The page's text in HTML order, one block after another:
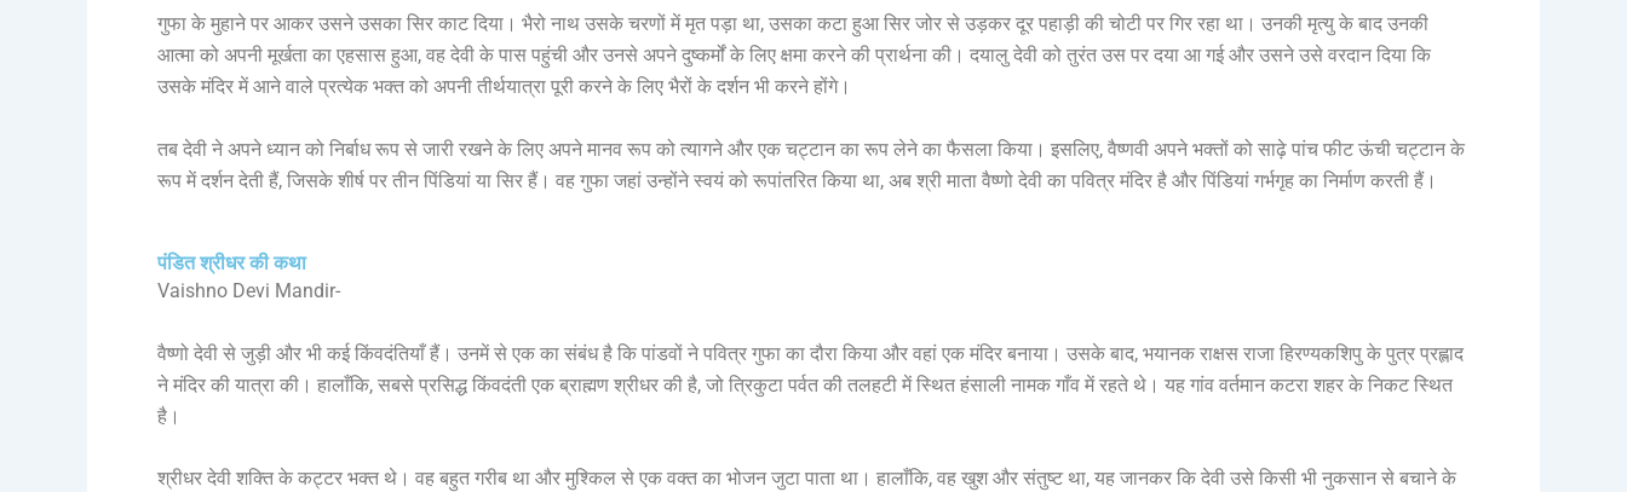
गुफा के मुहाने पर आकर उसने उसका सिर काट दिया। भैरो नाथ उसके चरणों में मृत पड़ा था, उसका कटा हुआ सिर जोर से उड़कर दूर पहाड़ी की चोटी पर गिर रहा था। उनकी मृत्यु के बाद उनकी
आत्मा को अपनी मूर्खता का एहसास हुआ, वह देवी के पास पहुंची और उनसे अपने दुष्कर्मों के लिए क्षमा करने की प्रार्थना की। दयालु देवी को तुरंत उस पर दया आ गई और उसने उसे वरदान दिया कि
उसके मंदिर में आने वाले प्रत्येक भक्त को अपनी तीर्थयात्रा पूरी करने के लिए भैरों के दर्शन भी करने होंगे।
तब देवी ने अपने ध्यान को निर्बाध रूप से जारी रखने के लिए अपने मानव रूप को त्यागने और एक चट्टान का रूप लेने का फैसला किया। इसलिए, वैष्णवी अपने भक्तों को साढ़े पांच फीट ऊंची चट्टान के
रूप में दर्शन देती हैं, जिसके शीर्ष पर तीन पिंडियां या सिर हैं। वह गुफा जहां उन्होंने स्वयं को रूपांतरित किया था, अब श्री माता वैष्णो देवी का पवित्र मंदिर है और पिंडियां गर्भगृह का निर्माण करती हैं।
पंडित श्रीधर की कथा
Vaishno Devi Mandir-
वैष्णो देवी से जुड़ी और भी कई किंवदंतियाँ हैं। उनमें से एक का संबंध है कि पांडवों ने पवित्र गुफा का दौरा किया और वहां एक मंदिर बनाया। उसके बाद, भयानक राक्षस राजा हिरण्यकशिपु के पुत्र प्रह्लाद
ने मंदिर की यात्रा की। हालाँकि, सबसे प्रसिद्ध किंवदंती एक ब्राह्मण श्रीधर की है, जो त्रिकुटा पर्वत की तलहटी में स्थित हंसाली नामक गाँव में रहते थे। यह गांव वर्तमान कटरा शहर के निकट स्थित
है।
श्रीधर देवी शक्ति के कट्टर भक्त थे। वह बहुत गरीब था और मुश्किल से एक वक्त का भोजन जुटा पाता था। हालाँकि, वह खुश और संतुष्ट था, यह जानकर कि देवी उसे किसी भी नुकसान से बचाने के